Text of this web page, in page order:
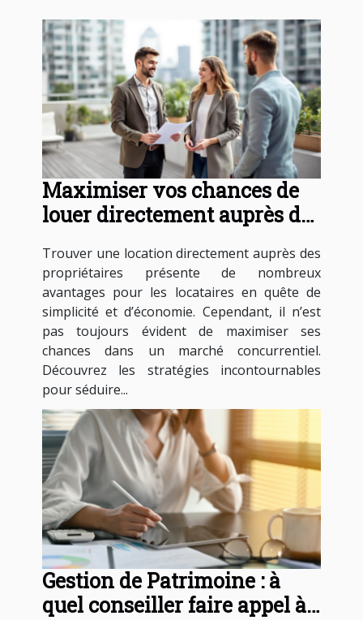
Maximiser vos chances de
louer directement auprès des
Trouver une location directement auprès des
propriétaires présente de nombreux
avantages pour les locataires en quête de
simplicité et d’économie. Cependant, il n’est
pas toujours évident de maximiser ses
chances dans un marché concurrentiel.
Découvrez les stratégies incontournables
pour séduire...
Gestion de Patrimoine : à
quel conseiller faire appel à